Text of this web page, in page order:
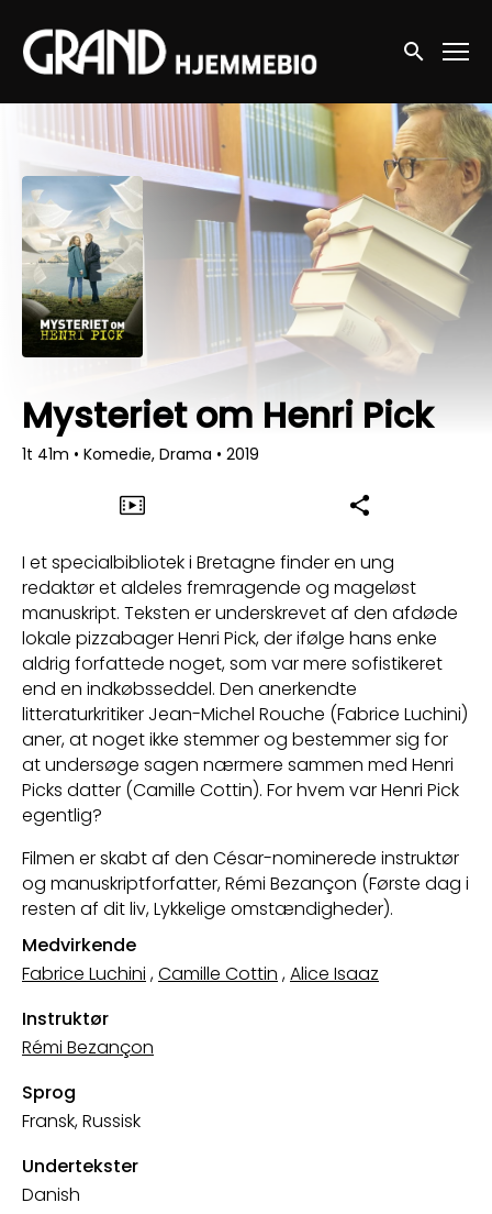
Accessibility Links
Søg nu
Mysteriet om Henri Pick
1t 41m • Komedie, Drama • 2019
I et specialbibliotek i Bretagne finder en ung
redaktør et aldeles fremragende og mageløst
manuskript. Teksten er underskrevet af den afdøde
lokale pizzabager Henri Pick, der ifølge hans enke
aldrig forfattede noget, som var mere sofistikeret
end en indkøbsseddel. Den anerkendte
litteraturkritiker Jean-Michel Rouche (Fabrice Luchini)
aner, at noget ikke stemmer og bestemmer sig for
at undersøge sagen nærmere sammen med Henri
Picks datter (Camille Cottin). For hvem var Henri Pick
egentlig?
Filmen er skabt af den César-nominerede instruktør
og manuskriptforfatter, Rémi Bezançon (Første dag i
resten af dit liv, Lykkelige omstændigheder).
Medvirkende
Fabrice Luchini ,Camille Cottin ,Alice Isaaz
Instruktør
Rémi Bezançon
Sprog
Fransk, Russisk
Undertekster
Danish